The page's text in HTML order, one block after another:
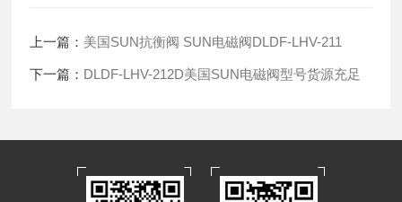
上一篇： 美国SUN抗衡阀 SUN电磁阀DLDF-LHV-211
下一篇： DLDF-LHV-212D美国SUN电磁阀型号货源充足